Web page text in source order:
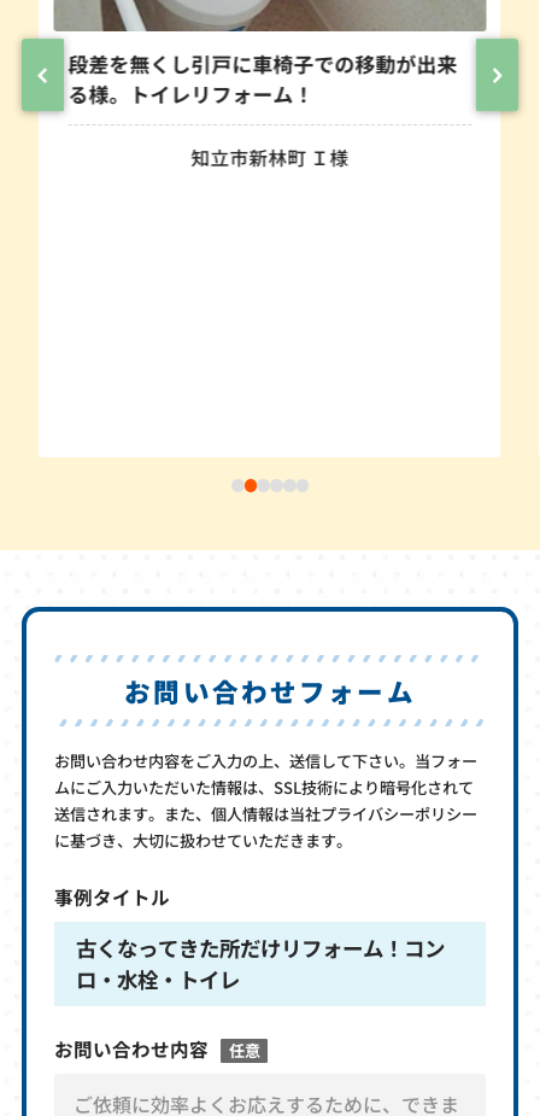
段差を無くし引戸に車椅子での移動が出来
る様。トイレリフォーム！
知立市新林町 Ｉ様
お問い合わせフォーム
お問い合わせ内容をご入力の上、送信して下さい。当フォー
ムにご入力いただいた情報は、SSL技術により暗号化されて
送信されます。また、個人情報は当社プライバシーポリシー
に基づき、大切に扱わせていただきます。
事例タイトル
古くなってきた所だけリフォーム！コン
ロ・水栓・トイレ
お問い合わせ内容 任意